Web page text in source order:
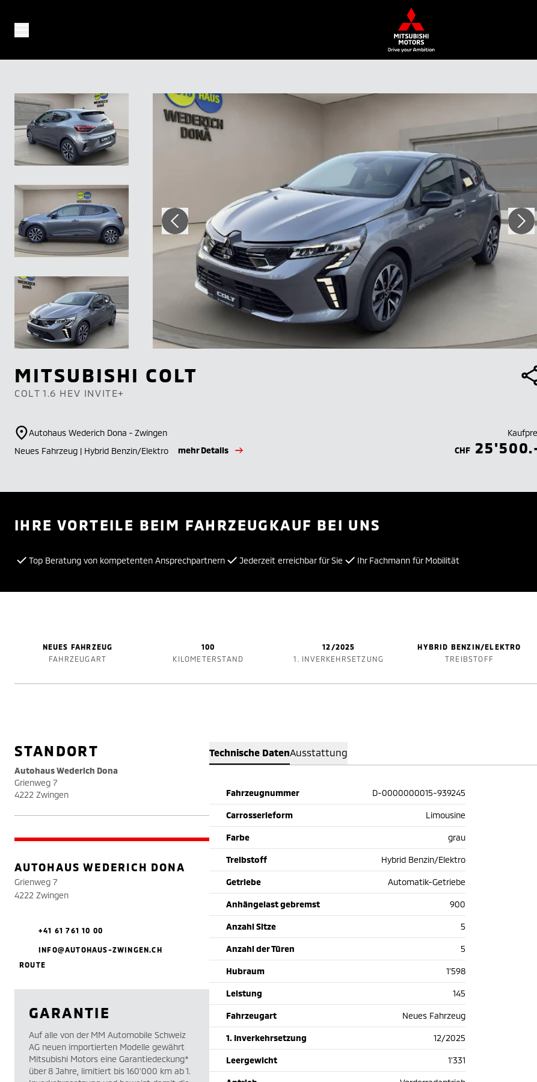
MITSUBISHI COLT
COLT 1.6 HEV INVITE+
Autohaus Wederich Dona - Zwingen
Neues Fahrzeug | Hybrid Benzin/Elektro
mehr Details
CHF
IHRE VORTEILE BEIM FAHRZEUGKAUF BEI UNS
Top Beratung von kompetenten Ansprechpartnern Jederzeit erreichbar für Sie Ihr Fachmann für Mobilität
NEUES FAHRZEUG
FAHRZEUGART
100
KILOMETERSTAND
12/2025
1. INVERKEHRSETZUNG
HYBRID BENZIN/ELEKTRO
TREIBSTOFF
Technische DatenAusstattung
Fahrzeugnummer D-0000000015-939245
Carrosserieform Limousine
Farbe grau
Treibstoff Hybrid Benzin/Elektro
Getriebe Automatik-Getriebe
Anhängelast gebremst 900
Anzahl Sitze 5
Anzahl der Türen 5
Hubraum 1'598
Leistung 145
Fahrzeugart Neues Fahrzeug
1. Inverkehrsetzung 12/2025
Leergewicht 1'331
STANDORT
Autohaus Wederich Dona
Grienweg 7
4222 Zwingen
AUTOHAUS WEDERICH DONA
Grienweg 7
4222 Zwingen
+41 61 761 10 00
INFO@AUTOHAUS-ZWINGEN.CH
ROUTE
GARANTIE
Auf alle von der MM Automobile Schweiz
AG neuen importierten Modelle gewährt
Mitsubishi Motors eine Garantiedeckung*
über 8 Jahre, limitiert bis 160’000 km ab 1.